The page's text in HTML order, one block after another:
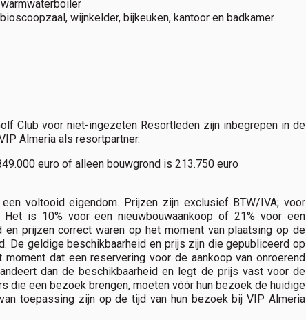
wijnkelder, bijkeuken, kantoor en badkamer
Club voor niet-ingezeten Resortleden zijn inbegrepen in de
Almeria als resortpartner.
euro of alleen bouwgrond is 213.750 euro
voltooid eigendom. Prijzen zijn exclusief BTW/IVA; voor
is 10% voor een nieuwbouwaankoop of 21% voor een
en prijzen correct waren op het moment van plaatsing op de
De geldige beschikbaarheid en prijs zijn die gepubliceerd op
dat een reservering voor de aankoop van onroerend
dan de beschikbaarheid en legt de prijs vast voor de
die een bezoek brengen, moeten vóór hun bezoek de huidige
toepassing zijn op de tijd van hun bezoek bij VIP Almeria